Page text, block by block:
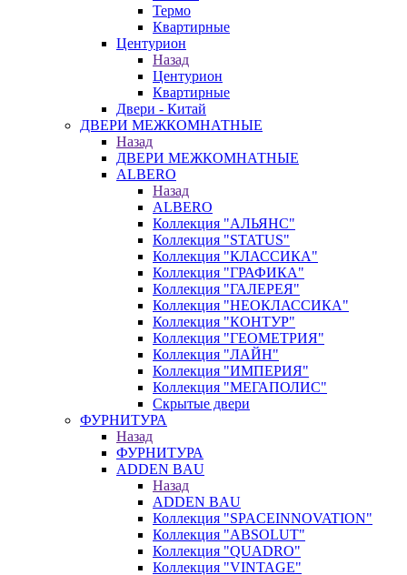
Термо
Квартирные
Центурион
Назад
Центурион
Квартирные
Двери - Китай
ДВЕРИ МЕЖКОМНАТНЫЕ
Назад
ДВЕРИ МЕЖКОМНАТНЫЕ
ALBERO
Назад
ALBERO
Коллекция "АЛЬЯНС"
Коллекция "STATUS"
Коллекция "КЛАССИКА"
Коллекция "ГРАФИКА"
Коллекция "ГАЛЕРЕЯ"
Коллекция "НЕОКЛАССИКА"
Коллекция "КОНТУР"
Коллекция "ГЕОМЕТРИЯ"
Коллекция "ЛАЙН"
Коллекция "ИМПЕРИЯ"
Коллекция "МЕГАПОЛИС"
Скрытые двери
ФУРНИТУРА
Назад
ФУРНИТУРА
ADDEN BAU
Назад
ADDEN BAU
Коллекция "SPACEINNOVATION"
Коллекция "ABSOLUT"
Коллекция "QUADRO"
Коллекция "VINTAGE"